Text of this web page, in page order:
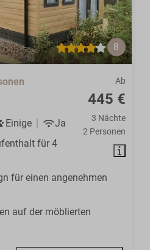
8
Ab
445 €
3 Nächte
2 Personen
Einige
Ja
für 4
für einen angenehmen
auf der möblierten